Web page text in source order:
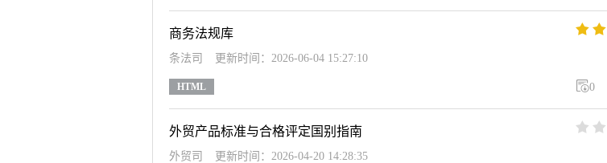
商务法规库  
条法司 更新时间：2026-06-04 15:27:10
HTML 0
外贸产品标准与合格评定国别指南  
外贸司 更新时间：2026-04-20 14:28:35